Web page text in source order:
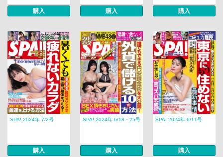
購入 購入 購入
SPA! 2024年 7/2号
購入
SPA! 2024年 6/18・25号
購入
SPA! 2024年 6/11号
購入